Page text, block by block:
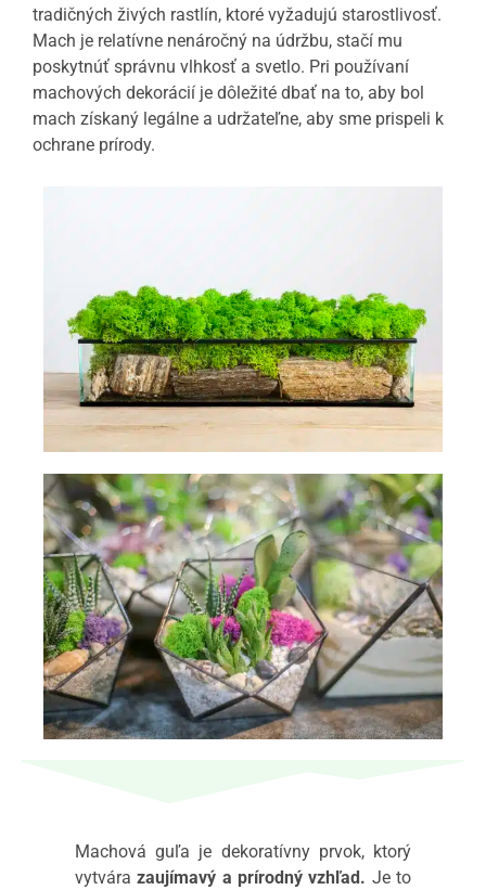
tradičných živých rastlín, ktoré vyžadujú starostlivosť.
Mach je relatívne nenáročný na údržbu, stačí mu
poskytnúť správnu vlhkosť a svetlo. Pri používaní
machových dekorácií je dôležité dbať na to, aby bol
mach získaný legálne a udržateľne, aby sme prispeli k
ochrane prírody.
Machová guľa je dekoratívny prvok, ktorý
vytvárazaujímavý a prírodný vzhľad. Je to